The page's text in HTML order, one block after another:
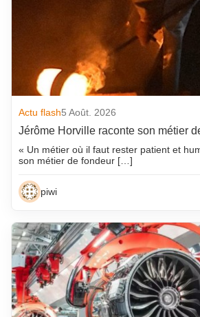
Actu flash5 Août. 2026
Jérôme Horville raconte son métier
« Un métier où il faut rester patient et
son métier de fondeur […]
piwi